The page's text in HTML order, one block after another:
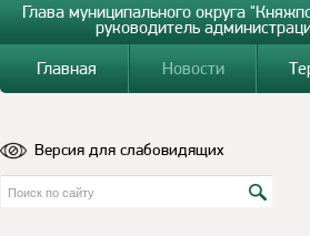
Глава муниципального округа
руководитель
Главная
Новости
Версия для слабовидящих